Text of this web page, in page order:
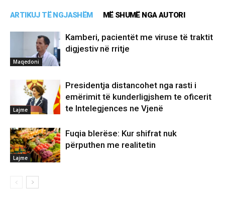
ARTIKUJ TË NGJASHËM MË SHUMË NGA AUTORI
Maqedoni
Kamberi, pacientët me viruse të traktit
digjestiv në rritje
Lajme
Presidentja distancohet nga rasti i
emërimit të kunderligjshem te oficerit
te Intelegjences ne Vjenë
Lajme
Fuqia blerëse: Kur shifrat nuk
përputhen me realitetin